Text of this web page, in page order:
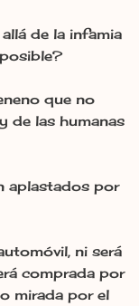
de la infamia
que no
de las humanas
aplastados por
ni será
comprada por
mirada por el